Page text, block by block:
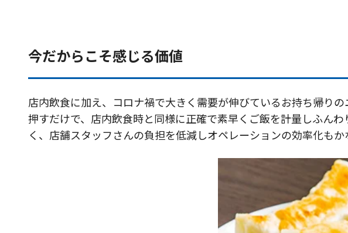
今だからこそ感じる価値
店内飲食に加え、コロナ禍で大きく需要が伸びているお持ち帰り
押すだけで、店内飲食時と同様に正確で素早くご飯を計量しふん
く、店舗スタッフさんの負担を低減しオペレーションの効率化も